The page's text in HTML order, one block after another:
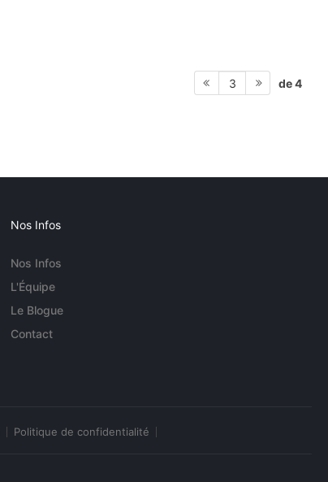
3 de 4
Nos Infos
Nos Infos
L'Équipe
Le Blogue
Contact
Politique de confidentialité